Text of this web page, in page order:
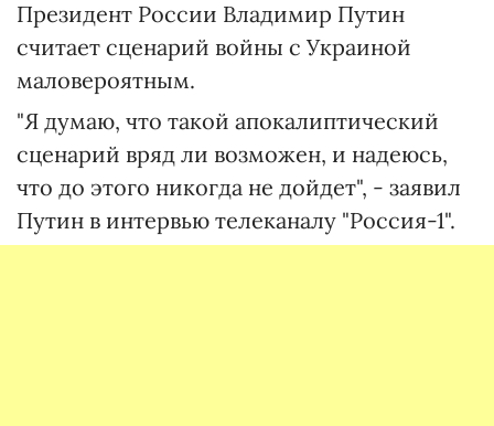
Президент России Владимир Путин
считает сценарий войны с Украиной
маловероятным.
"Я думаю, что такой апокалиптический
сценарий вряд ли возможен, и надеюсь,
что до этого никогда не дойдет", - заявил
Путин в интервью телеканалу "Россия-1".